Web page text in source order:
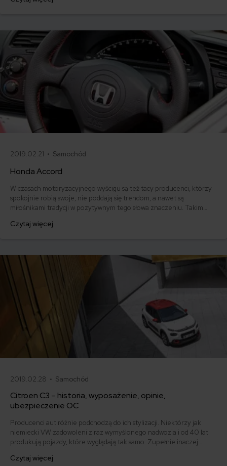
Przykładem takiego samochodu może być Volvo V40. W pierwszej
2019.02.21 • Samochód
Honda Accord
W czasach motoryzacyjnego wyścigu są też tacy producenci, którzy
spokojnie robią swoje, nie poddają się trendom, a nawet są
miłośnikami tradycji w pozytywnym tego słowa znaczeniu. Takim
Honda Accord. Jaką opinią cieszy się auto wśród użytkowników?
Czytaj więcej
2019.02.28 • Samochód
Citroen C3 – historia, wyposażenie, opinie,
ubezpieczenie OC
Producenci aut różnie podchodzą do ich stylizacji. Niektórzy jak
niemiecki VW zadowoleni z raz wymyślonego nadwozia i od 40 lat
produkują pojazdy, które wyglądają tak samo. Zupełnie inaczej
wiedzą, że na mieście dobrze pokazać się z jakimś przyciągającym
Czytaj więcej